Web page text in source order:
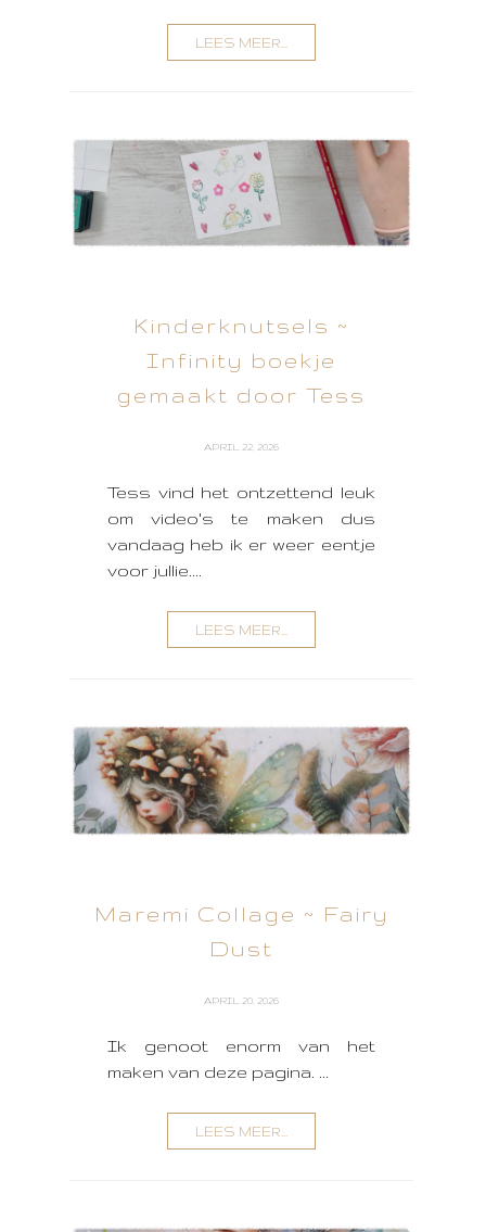
LEES MEER...
Kinderknutsels ~
Infinity boekje
gemaakt door Tess
APRIL 22, 2026
Tess vind het ontzettend leuk
om video's te maken dus
vandaag heb ik er weer eentje
voor jullie....
LEES MEER...
Maremi Collage ~ Fairy
Dust
APRIL 20, 2026
Ik genoot enorm van het
maken van deze pagina. ...
LEES MEER...